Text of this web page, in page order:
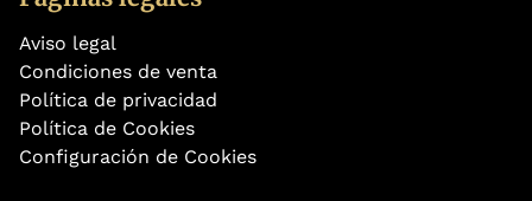
Aviso legal
Condiciones de venta
Política de privacidad
Política de Cookies
Configuración de Cookies